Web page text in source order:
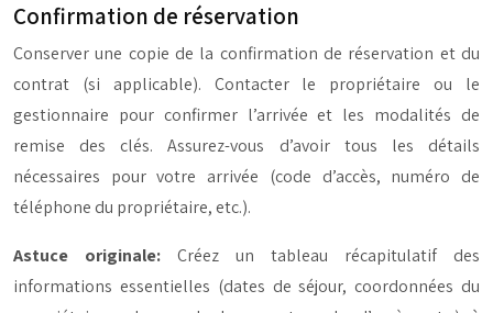
Confirmation de réservation
Conserver une copie de la confirmation de réservation et du
contrat (si applicable). Contacter le propriétaire ou le
gestionnaire pour confirmer l’arrivée et les modalités de
remise des clés. Assurez-vous d’avoir tous les détails
nécessaires pour votre arrivée (code d’accès, numéro de
téléphone du propriétaire, etc.).
Astuce originale: Créez un tableau récapitulatif des
informations essentielles (dates de séjour, coordonnées du